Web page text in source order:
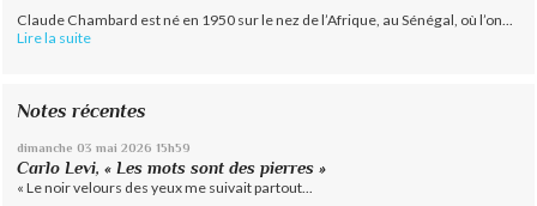
Claude Chambard est né en 1950 sur le nez de l’Afrique, au Sénégal, où l’on...
Lire la suite
Notes récentes
dimanche 03 mai 2026 15h59
Carlo Levi, « Les mots sont des pierres »
« Le noir velours des yeux me suivait partout...